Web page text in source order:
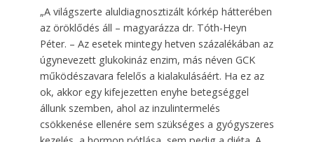
„A világszerte aluldiagnosztizált kórkép hátterében
az öröklődés áll – magyarázza dr. Tóth-Heyn
Péter. – Az esetek mintegy hetven százalékában az
úgynevezett glukokináz enzim, más néven GCK
működészavara felelős a kialakulásáért. Ha ez az
ok, akkor egy kifejezetten enyhe betegséggel
állunk szemben, ahol az inzulintermelés
csökkenése ellenére sem szükséges a gyógyszeres